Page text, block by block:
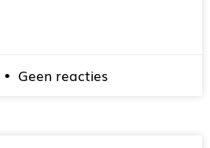
Geen reacties